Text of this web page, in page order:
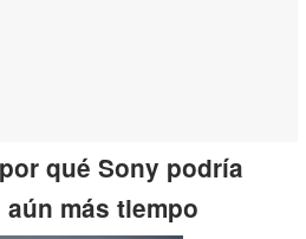
qué Sony podría
más tiempo